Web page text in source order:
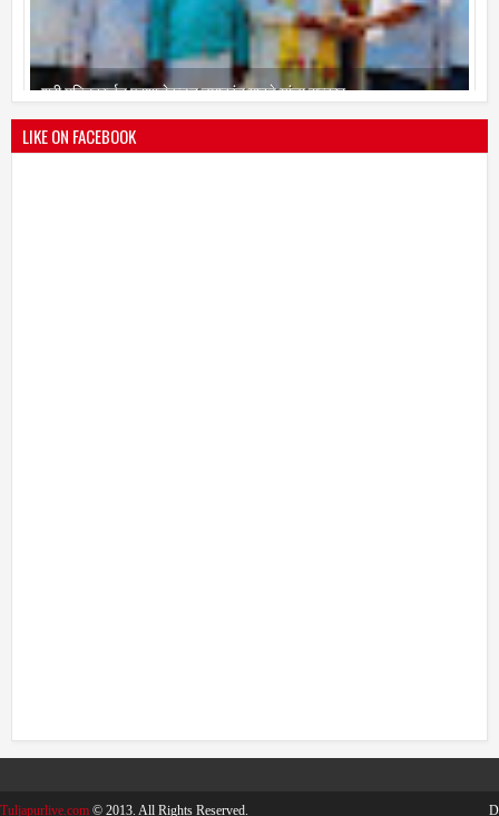
श्री मल्लिकार्जुन प्रशालेकडून उमाकांत गाढवे यांचा सत्कार
Mar 2021
LIKE ON FACEBOOK